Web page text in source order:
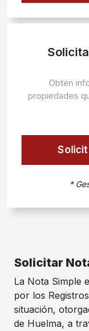
Obtén
propiedades
*
Solicitar
La Nota Simple
por los
situación,
de Huelma, a